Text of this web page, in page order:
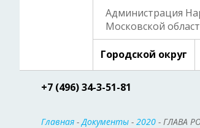
Администрация
Московской
Городской округ
+7 (496) 34-3-51-81
Главная -Документы - 2020 - ГЛАВА